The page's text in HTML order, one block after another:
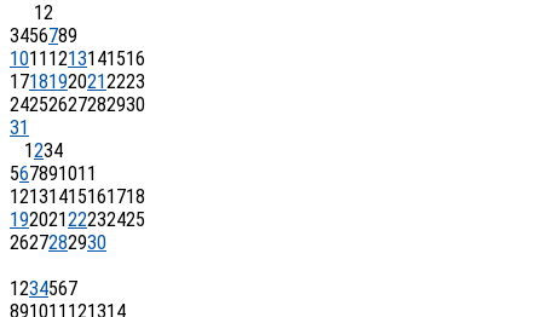
12
3456789
1011 1213141516
17181920212223
24252627282930
31
1234
567891011
12131415161718
19202122232425
2627282930
1234567
891011 121314